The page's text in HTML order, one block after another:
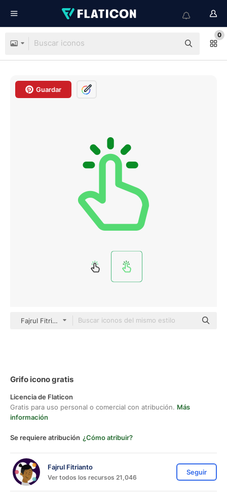
0
Guardar
Fajrul Fitrianto color outline
Grifo icono gratis
Licencia de Flaticon
Gratis para uso personal o comercial con atribución. Más
información
Se requiere atribución ¿Cómo atribuir?
Fajrul Fitrianto
Ver todos los recursos 21,046
Seguir